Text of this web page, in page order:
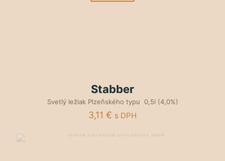
Stabber
Svetlý ležiak Plzeňského typu 0,5l (4,0%)
3,11 € s DPH